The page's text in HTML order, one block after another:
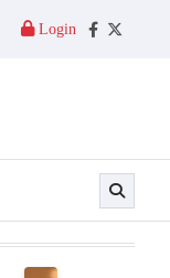
Login
Facebook
Twitter